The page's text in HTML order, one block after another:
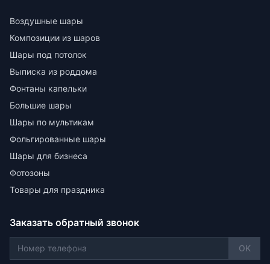
Воздушные шары
Композиции из шаров
Шары под потолок
Выписка из роддома
Фонтаны капельки
Большие шары
Шары по мультикам
Фольгированные шары
Шары для бизнеса
Фотозоны
Товары для праздника
Заказать обратный звонок
OK